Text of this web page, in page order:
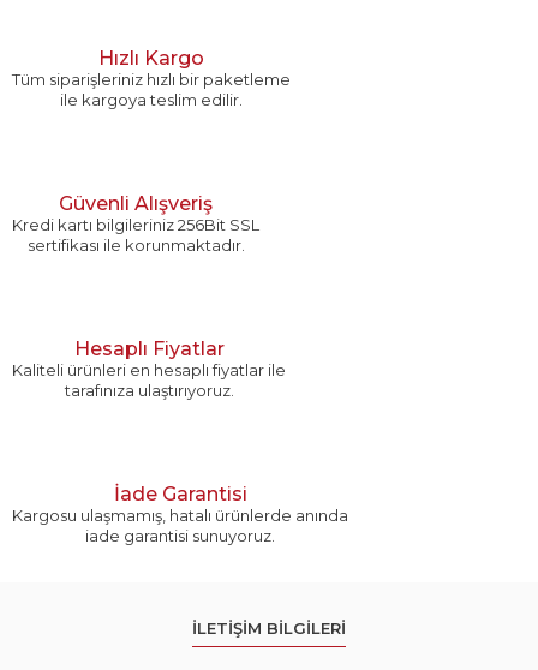
Hızlı Kargo
Tüm siparişleriniz hızlı bir paketleme
ile kargoya teslim edilir.
Güvenli Alışveriş
Kredi kartı bilgileriniz 256Bit SSL
sertifikası ile korunmaktadır.
Hesaplı Fiyatlar
Kaliteli ürünleri en hesaplı fiyatlar ile
tarafınıza ulaştırıyoruz.
İade Garantisi
Kargosu ulaşmamış, hatalı ürünlerde anında
iade garantisi sunuyoruz.
İLETİŞİM BİLGİLERİ